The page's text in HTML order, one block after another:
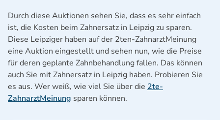
Durch diese Auktionen sehen Sie, dass es sehr einfach
ist, die Kosten beim Zahnersatz in Leipzig zu sparen.
Diese Leipziger haben auf der 2ten-ZahnarztMeinung
eine Auktion eingestellt und sehen nun, wie die Preise
für deren geplante Zahnbehandlung fallen. Das können
auch Sie mit Zahnersatz in Leipzig haben. Probieren Sie
es aus. Wer weiß, wie viel Sie über die 2te-
ZahnarztMeinung sparen können.